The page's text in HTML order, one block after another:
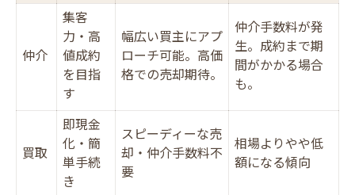
仲介
集客
力・高
値成約
を目指
す
幅広い買主にアプ
ローチ可能。高価
格での売却期待。
仲介手数料が発
生。成約まで期
間がかかる場合
も。
買取
即現金
化・簡
単手続
き
スピーディーな売
却・仲介手数料不
要
相場よりやや低
額になる傾向